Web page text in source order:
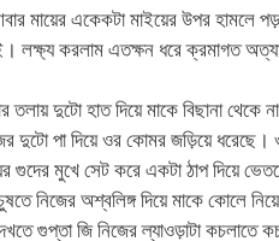
মায়ের একেকটা মাইয়ের উপর হামলে
লক্ষ্য করলাম এতক্ষন ধরে ক্রমাগত
তলায় দুটো হাত দিয়ে মাকে বিছানা থেকে
দুটো পা দিয়ে ওর কোমর জড়িয়ে
গুদের মুখে সেট করে একটা ঠাপ দিয়ে
নিজের অশ্বলিঙ্গ দিয়ে মাকে কোলে নিয়ে
গুপ্তা জি নিজের ল্যাওড়াটা